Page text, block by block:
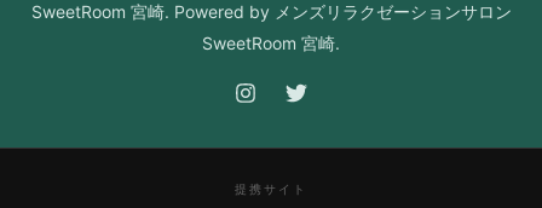
SweetRoom 宮崎. Powered by メンズリラクゼーションサロン
SweetRoom 宮崎.
提携サイト